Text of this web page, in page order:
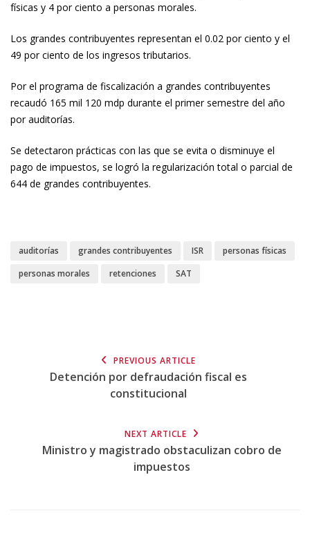
físicas y 4 por ciento a personas morales.
Los grandes contribuyentes representan el 0.02 por ciento y el
49 por ciento de los ingresos tributarios.
Por el programa de fiscalización a grandes contribuyentes
recaudó 165 mil 120 mdp durante el primer semestre del año
por auditorías.
Se detectaron prácticas con las que se evita o disminuye el
pago de impuestos, se logró la regularización total o parcial de
644 de grandes contribuyentes.
auditorías grandes contribuyentes ISR
personas físicas
personas morales
retenciones SAT
PREVIOUS ARTICLE
Detención por defraudación fiscal es
constitucional
NEXT ARTICLE
Ministro y magistrado obstaculizan cobro de
impuestos